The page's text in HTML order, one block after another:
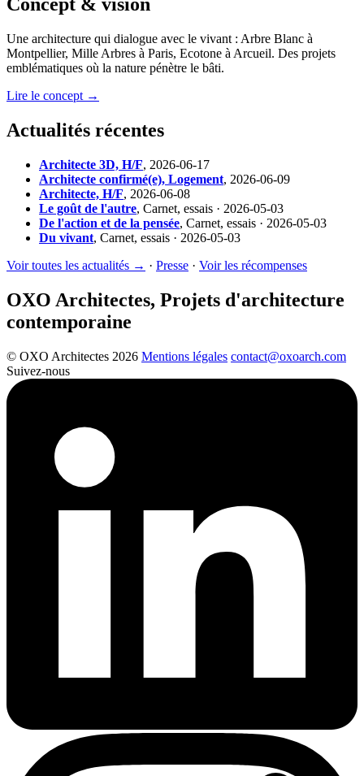
Concept & vision
Une architecture qui dialogue avec le vivant : Arbre Blanc à
Montpellier, Mille Arbres à Paris, Ecotone à Arcueil. Des projets
emblématiques où la nature pénètre le bâti.
Lire le concept →
Actualités récentes
Architecte 3D, H/F, 2026-06-17
Architecte confirmé(e), Logement, 2026-06-09
Architecte, H/F, 2026-06-08
Le goût de l'autre, Carnet, essais · 2026-05-03
De l'action et de la pensée, Carnet, essais · 2026-05-03
Du vivant, Carnet, essais · 2026-05-03
Voir toutes les actualités → · Presse · Voir les récompenses
OXO Architectes, Projets d'architecture
contemporaine
© OXO Architectes 2026 Mentions légales contact@oxoarch.com
Suivez-nous